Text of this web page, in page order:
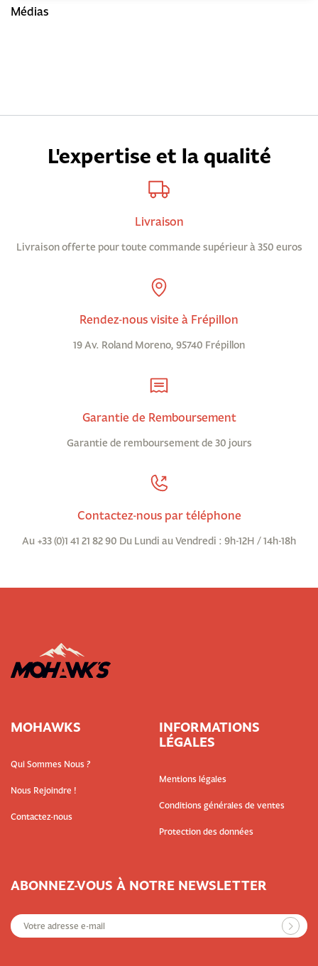
Médias
L'expertise et la qualité
Livraison
Livraison offerte pour toute commande supérieur à 350 euros
Rendez-nous visite à Frépillon
19 Av. Roland Moreno, 95740 Frépillon
Garantie de Remboursement
Garantie de remboursement de 30 jours
Contactez-nous par téléphone
Au +33 (0)1 41 21 82 90 Du Lundi au Vendredi : 9h-12H / 14h-18h
MOHAWKS
Qui Sommes Nous ?
Nous Rejoindre !
Contactez-nous
INFORMATIONS
LÉGALES
Mentions légales
Conditions générales de ventes
Protection des données
ABONNEZ-VOUS À NOTRE NEWSLETTER